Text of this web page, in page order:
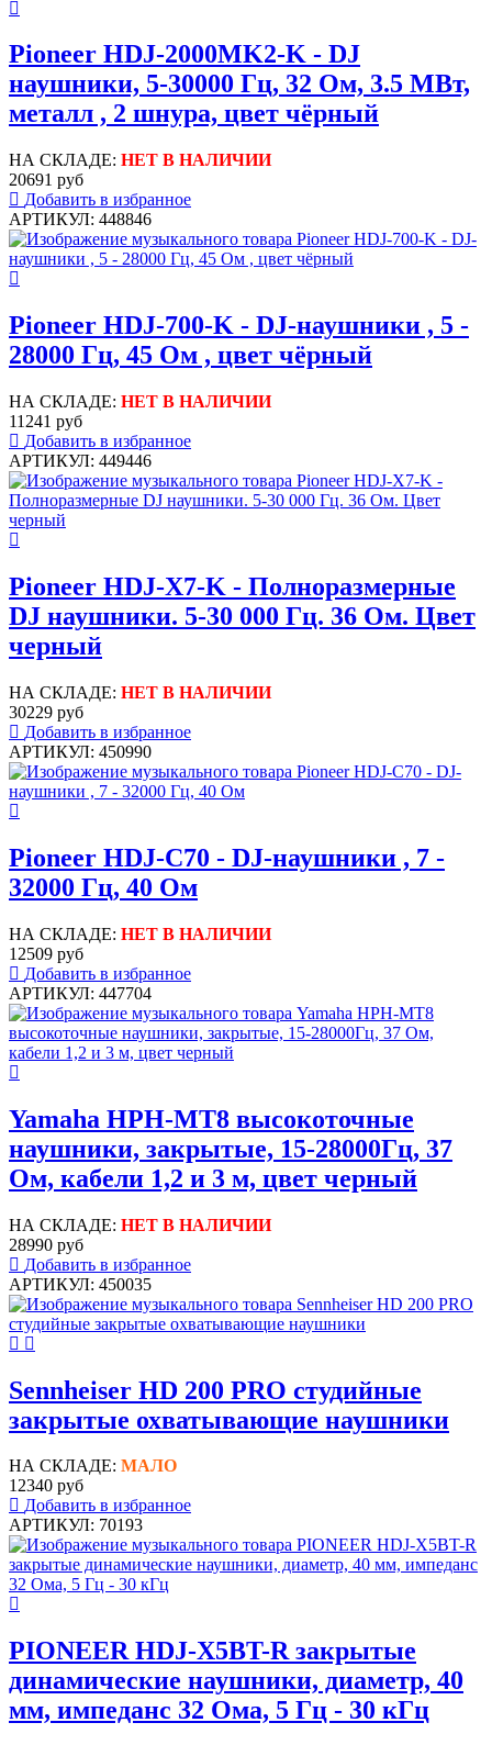
Pioneer HDJ-2000MK2-K - DJ
наушники, 5-30000 Гц, 32 Ом, 3.5 МВт,
металл , 2 шнура, цвет чёрный
НА СКЛАДЕ: НЕТ В НАЛИЧИИ
20691 руб
Добавить в избранное
АРТИКУЛ: 448846
Pioneer HDJ-700-K - DJ-наушники , 5 -
28000 Гц, 45 Ом , цвет чёрный
НА СКЛАДЕ: НЕТ В НАЛИЧИИ
11241 руб
Добавить в избранное
АРТИКУЛ: 449446
Pioneer HDJ-X7-K - Полноразмерные
DJ наушники. 5-30 000 Гц. 36 Ом. Цвет
черный
НА СКЛАДЕ: НЕТ В НАЛИЧИИ
30229 руб
Добавить в избранное
АРТИКУЛ: 450990
Pioneer HDJ-С70 - DJ-наушники , 7 -
32000 Гц, 40 Ом
НА СКЛАДЕ: НЕТ В НАЛИЧИИ
12509 руб
Добавить в избранное
АРТИКУЛ: 447704
Yamaha HPH-MT8 высокоточные
наушники, закрытые, 15-28000Гц, 37
Ом, кабели 1,2 и 3 м, цвет черный
НА СКЛАДЕ: НЕТ В НАЛИЧИИ
28990 руб
Добавить в избранное
АРТИКУЛ: 450035
Sennheiser HD 200 PRO студийные
закрытые охватывающие наушники
НА СКЛАДЕ: МАЛО
12340 руб
Добавить в избранное
АРТИКУЛ: 70193
PIONEER HDJ-X5BT-R закрытые
динамические наушники, диаметр, 40
мм, импеданс 32 Ома, 5 Гц - 30 кГц